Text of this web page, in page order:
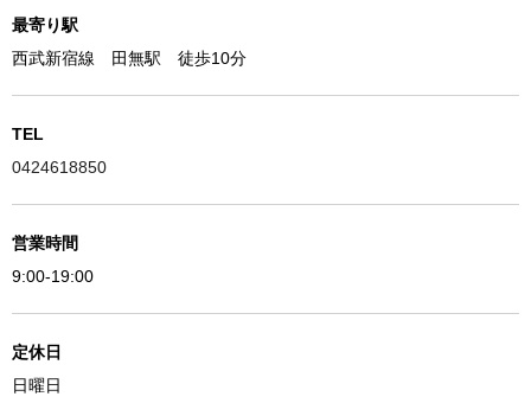
最寄り駅
西武新宿線 田無駅 徒歩10分
TEL
0424618850
営業時間
9:00-19:00
定休日
日曜日